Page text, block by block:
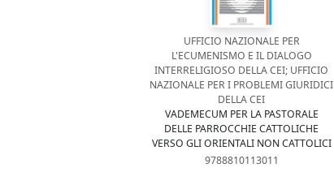
UFFICIO NAZIONALE PER
L'ECUMENISMO E IL DIALOGO
INTERRELIGIOSO DELLA CEI; UFFICIO
NAZIONALE PER I PROBLEMI GIURIDICI
DELLA CEI
VADEMECUM PER LA PASTORALE
DELLE PARROCCHIE CATTOLICHE
VERSO GLI ORIENTALI NON CATTOLICI
9788810113011